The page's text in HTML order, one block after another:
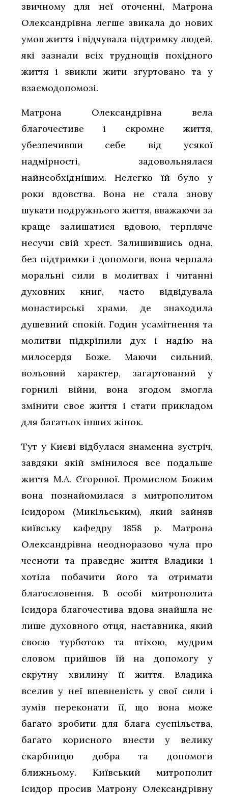
звичному для неї оточенні, Матрона
Олександрівна легше звикала до нових
умов життя і відчувала підтримку людей,
які зазнали всіх труднощів похідного
життя і звикли жити згуртовано та у
взаємодопомозі.
Матрона Олександрівна вела
благочестиве і скромне життя,
убезпечивши себе від усякої
надмірності, задовольнялася
найнеобхіднішим. Нелегко їй було у
роки вдовства. Вона не стала знову
шукати подружнього життя, вважаючи за
краще залишатися вдовою, терпляче
несучи свій хрест. Залишившись одна,
без підтримки і допомоги, вона черпала
моральні сили в молитвах і читанні
духовних книг, часто відвідувала
монастирські храми, де знаходила
душевний спокій. Годин усамітнення та
молитви підкріпили дух і надію на
милосердя Боже. Маючи сильний,
вольовий характер, загартований у
горнилі війни, вона згодом змогла
змінити своє життя і стати прикладом
для багатьох інших жінок.
Тут у Києві відбулася знаменна зустріч,
завдяки якій змінилося все подальше
життя М.А. Єгорової. Промислом Божим
вона познайомилася з митрополитом
Ісидором (Микільським), який зайняв
київську кафедру 1858 р. Матрона
Олександрівна неодноразово чула про
чесноти та праведне життя Владики і
хотіла побачити його та отримати
благословення. В особі митрополита
Ісидора благочестива вдова знайшла не
лише духовного отця, наставника, який
своєю турботою та втіхою, мудрим
словом прийшов їй на допомогу у
скрутну хвилину її життя. Владика
вселив у неї впевненість у свої сили і
зумів переконати її, що вона може
багато зробити для блага суспільства,
багато корисного внести у велику
скарбницю добра та допомоги
ближньому. Київський митрополит
Ісидор просив Матрону Олександрівну